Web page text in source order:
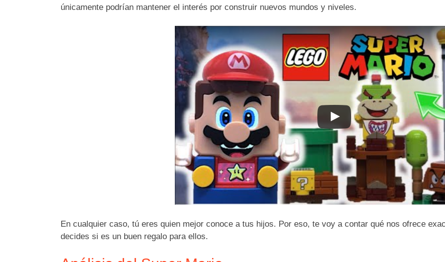
únicamente podrían mantener el interés por construir nuevos mundos y niveles.
En cualquier caso, tú eres quien mejor conoce a tus hijos. Por eso, te voy a contar qué nos ofrece
decides si es un buen regalo para ellos.